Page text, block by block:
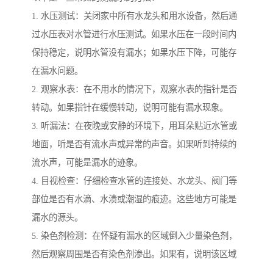
1. 水压测试：关闭家中所有水龙头和用水设备，然后通
过水压表对水管进行水压测试。如果水压在一段时间内
保持稳定，说明水管没有漏水；如果水压下降，可能存
在漏水问题。
2. 观察水表：在不用水的情况下，观察水表的指针是否
转动。如果指针在缓慢转动，说明可能有漏水现象。
3. 听漏法：在夜晚或安静的环境下，用耳朵贴近水管或
地面，听是否有流水声或异常的声音。如果听到持续的
流水声，可能是漏水的迹象。
4. 目视检查：仔细检查水管的连接处、水龙头、阀门等
部位是否有水滴、水渍或潮湿的痕迹。这些地方可能是
漏水的源头。
5. 染色剂检测：在怀疑有漏水的区域倒入少量染色剂，
然后观察周围是否有染色剂渗出。如果有，说明该区域